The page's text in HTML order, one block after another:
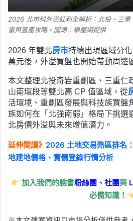
2026 北市科外溢紅利全解析：北投、三
雷與置產攻略。圖源：樂屋網提供
2026 年雙北房市持續出現區域分化
萬元後，外溢買盤也開始帶動周邊
本文整理北投奇岩重劃區、三重仁
山南環段等雙北高 CP 值區域，從
活環境、重劃區發展與科技族買盤
族如何在「北強南弱」格局下挑選
北房價外溢與未來增值潛力。
延伸閱讀》 2026 土地交易熱區排名
地建地價格、實價登錄行情分析
加入我們的臉書粉絲團、社團與
必備知識！